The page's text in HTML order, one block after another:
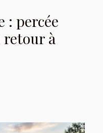
: percée
retour à